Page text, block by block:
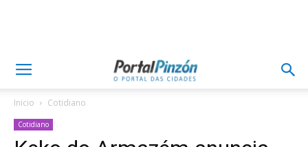
Inicio Cotidiano
Cotidiano